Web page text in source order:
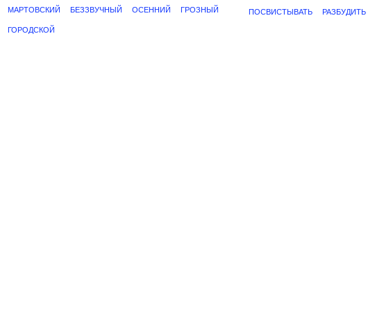
МАРТОВСКИЙ БЕЗЗВУЧНЫЙ ОСЕННИЙ ГРОЗНЫЙ
ГОРОДСКОЙ
ПОСВИСТЫВАТЬ РАЗБУДИТЬ